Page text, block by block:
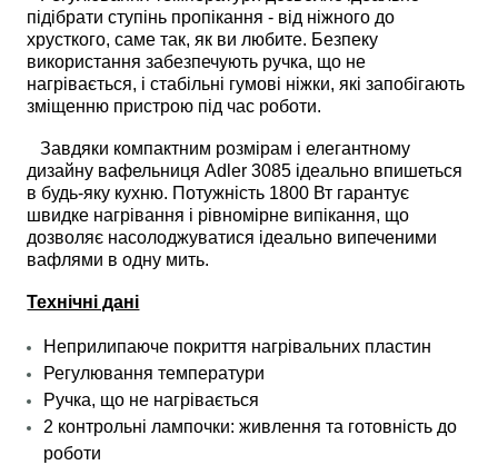
підібрати ступінь пропікання - від ніжного до
хрусткого, саме так, як ви любите. Безпеку
використання забезпечують ручка, що не
нагрівається, і стабільні гумові ніжки, які запобігають
зміщенню пристрою під час роботи.
Завдяки компактним розмірам і елегантному
дизайну вафельниця Adler 3085 ідеально впишеться
в будь-яку кухню. Потужність 1800 Вт гарантує
швидке нагрівання і рівномірне випікання, що
дозволяє насолоджуватися ідеально випеченими
вафлями в одну мить.
Технічні дані
Неприлипаюче покриття нагрівальних пластин
Регулювання температури
Ручка, що не нагрівається
2 контрольні лампочки: живлення та готовність до
роботи